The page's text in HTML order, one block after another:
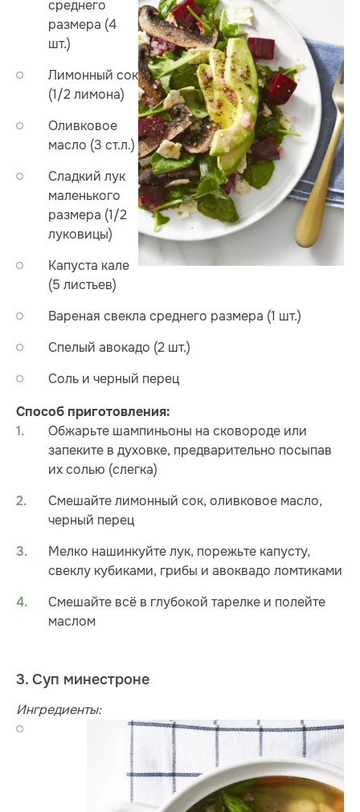
среднего
размера (4
шт.)
Лимонный сок
(1/2 лимона)
Оливковое
масло (3 ст.л.)
Сладкий лук
маленького
размера (1/2
луковицы)
Капуста кале
(5 листьев)
Вареная свекла среднего размера (1 шт.)
Спелый авокадо (2 шт.)
Соль и черный перец
Способ приготовления:
Обжарьте шампиньоны на сковороде или
запеките в духовке, предварительно посыпав
их солью (слегка)
Смешайте лимонный сок, оливковое масло,
черный перец
Мелко нашинкуйте лук, порежьте капусту,
свеклу кубиками, грибы и авоквадо ломтиками
Смешайте всё в глубокой тарелке и полейте
маслом
3. Суп минестроне
Ингредиенты: